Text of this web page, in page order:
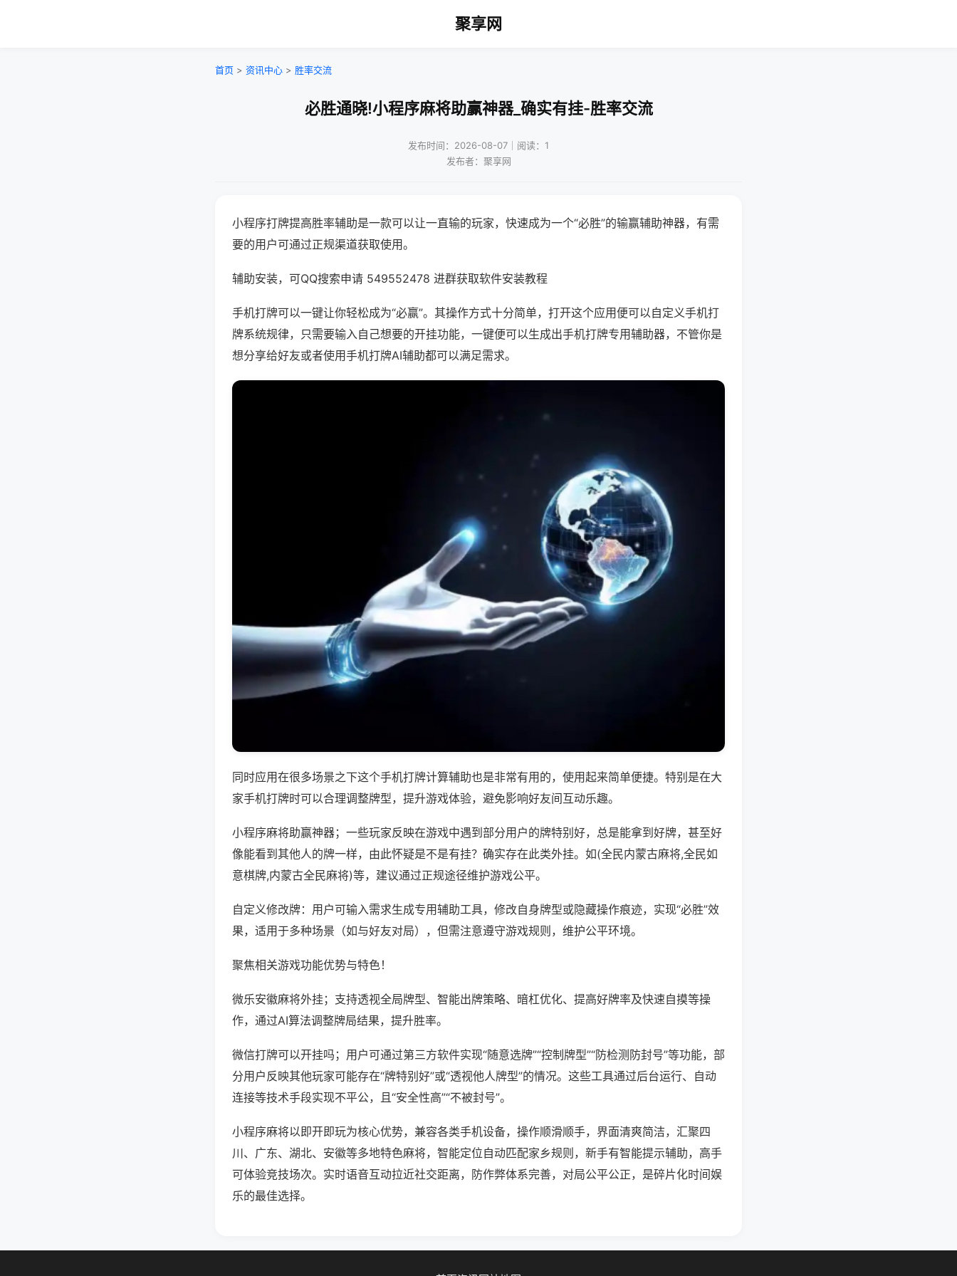
聚享网
首页 > 资讯中心 > 胜率交流
必胜通晓!小程序麻将助赢神器_确实有挂-胜率交流
发布时间：2026-08-07｜阅读：1
发布者：聚享网
小程序打牌提高胜率辅助是一款可以让一直输的玩家，快速成为一个“必胜”的输赢辅助神器，有需
要的用户可通过正规渠道获取使用。
辅助安装，可QQ搜索申请 549552478 进群获取软件安装教程
手机打牌可以一键让你轻松成为“必赢”。其操作方式十分简单，打开这个应用便可以自定义手机打
牌系统规律，只需要输入自己想要的开挂功能，一键便可以生成出手机打牌专用辅助器，不管你是
想分享给好友或者使用手机打牌AI辅助都可以满足需求。
同时应用在很多场景之下这个手机打牌计算辅助也是非常有用的，使用起来简单便捷。特别是在大
家手机打牌时可以合理调整牌型，提升游戏体验，避免影响好友间互动乐趣。
小程序麻将助赢神器；一些玩家反映在游戏中遇到部分用户的牌特别好，总是能拿到好牌，甚至好
像能看到其他人的牌一样，由此怀疑是不是有挂？确实存在此类外挂。如(全民内蒙古麻将,全民如
意棋牌,内蒙古全民麻将)等，建议通过正规途径维护游戏公平。
自定义修改牌：用户可输入需求生成专用辅助工具，修改自身牌型或隐藏操作痕迹，实现“必胜”效
果，适用于多种场景（如与好友对局），但需注意遵守游戏规则，维护公平环境。
聚焦相关游戏功能优势与特色！
微乐安徽麻将外挂；支持透视全局牌型、智能出牌策略、暗杠优化、提高好牌率及快速自摸等操
作，通过AI算法调整牌局结果，提升胜率。
微信打牌可以开挂吗；用户可通过第三方软件实现“随意选牌”“控制牌型”“防检测防封号”等功能，部
分用户反映其他玩家可能存在“牌特别好”或“透视他人牌型”的情况。这些工具通过后台运行、自动
连接等技术手段实现不平公，且“安全性高”“不被封号”。
小程序麻将以即开即玩为核心优势，兼容各类手机设备，操作顺滑顺手，界面清爽简洁，汇聚四
川、广东、湖北、安徽等多地特色麻将，智能定位自动匹配家乡规则，新手有智能提示辅助，高手
可体验竞技场次。实时语音互动拉近社交距离，防作弊体系完善，对局公平公正，是碎片化时间娱
乐的最佳选择。